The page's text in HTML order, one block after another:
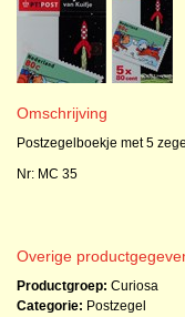
Omschrijving
Postzegelboekje met 5
Nr: MC 35
Overige
Productgroep: Curiosa
Categorie: Postzegel